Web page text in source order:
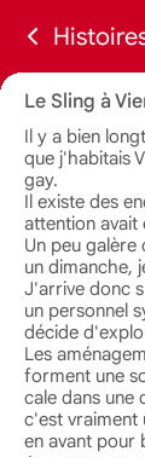
Le Sling à
Il y a bien
que j'habitais
gay.
Il existe des
attention avait
Un peu
un dimanche,
J'arrive donc
un personnel
décide
Les
forment une
cale dans une
c'est vraiment
en avant pour